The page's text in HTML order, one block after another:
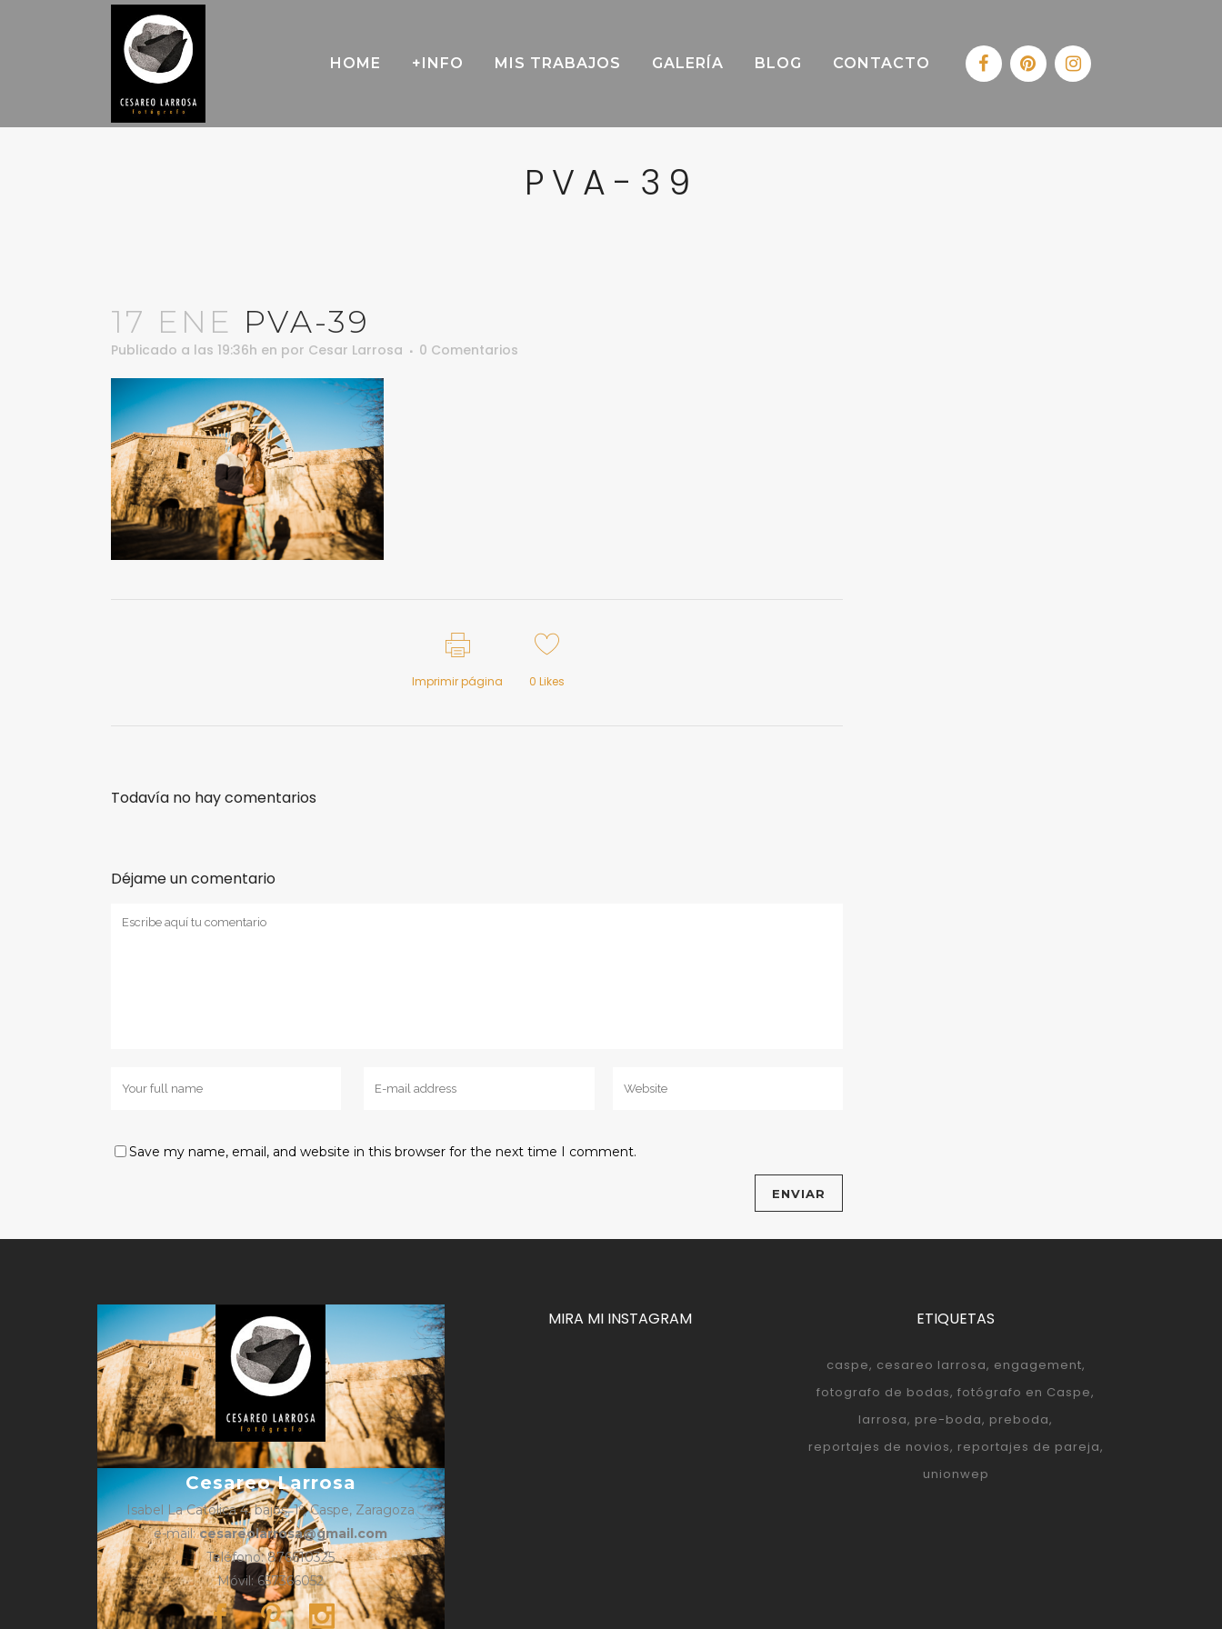
HOME +INFO MIS TRABAJOS GALERÍA BLOG CONTACTO
PVA-39
17 ENE PVA-39
Publicado a las 19:36h en por Cesar Larrosa 0 Comentarios
Imprimir página 0 Likes
Todavía no hay comentarios
Déjame un comentario
Save my name, email, and website in this browser for the next time I comment.
Cesareo Larrosa
Isabel La Católica 4, bajos, 1º, Caspe, Zaragoza
e-mail:cesareolarrosa@gmail.com
Teléfono: 876610325
Móvil: 657366052
MIRA MI INSTAGRAM ETIQUETAS
caspe cesareo larrosa engagement
fotografo de bodas fotógrafo en Caspe
larrosa pre-boda preboda
reportajes de novios reportajes de pareja
unionwep